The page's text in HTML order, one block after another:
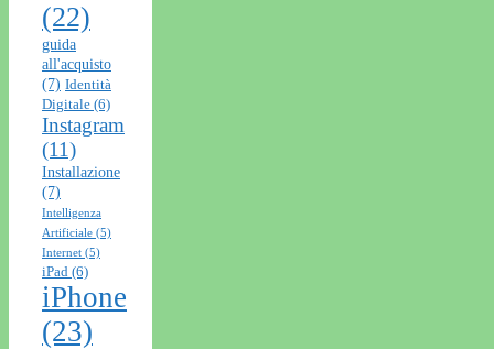
(22)
guida
all'acquisto
(7) Identità
Digitale (6)
Instagram
(11)
Installazione
(7)
Intelligenza
Artificiale (5)
Internet (5)
iPad (6)
iPhone
(23)